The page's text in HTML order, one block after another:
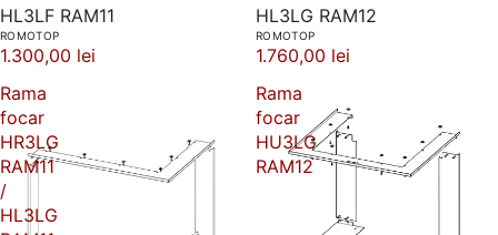
HL3LF RAM11
ROMOTOP
1.300,00 lei
HL3LG RAM12
ROMOTOP
1.760,00 lei
Rama
focar
HR3LG
RAM11
/
HL3LG
Rama
focar
HU3LG
RAM12